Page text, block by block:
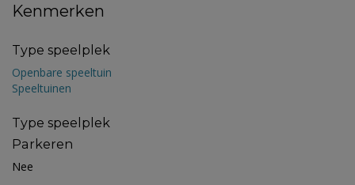
Kenmerken
Type speelplek
Openbare speeltuin
Speeltuinen
Type speelplek
Parkeren
Nee